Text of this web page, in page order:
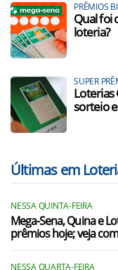
PRÊMIOS
Qual foi
loteria?
SUPER
Loterias
sorteio
Últimas em
NESSA QUINTA-FEIRA
Mega-Sena, Quina e
prêmios hoje; veja
NESSA QUARTA-FEIRA